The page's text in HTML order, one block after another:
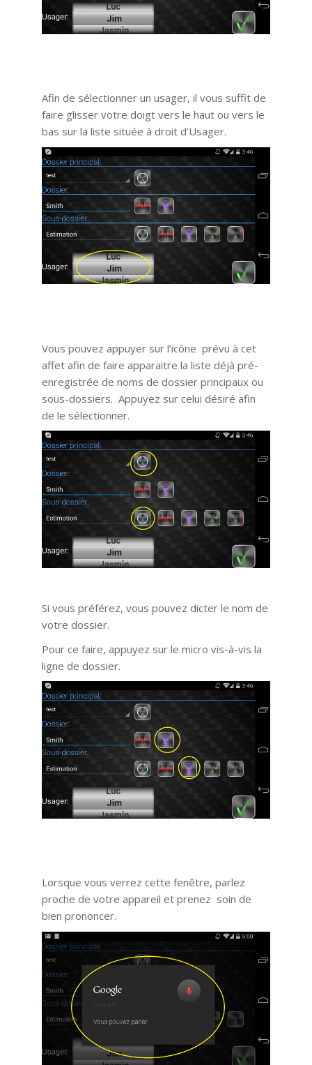
Afin de sélectionner un usager, il vous suffit de
faire glisser votre doigt vers le haut ou vers le
bas sur la liste située à droit d’Usager.
Vous pouvez appuyer sur l’icône prévu à cet
affet afin de faire apparaitre la liste déjà pré-
enregistrée de noms de dossier principaux ou
sous-dossiers. Appuyez sur celui désiré afin
de le sélectionner.
Si vous préférez, vous pouvez dicter le nom de
votre dossier.
Pour ce faire, appuyez sur le micro vis-à-vis la
ligne de dossier.
Lorsque vous verrez cette fenêtre, parlez
proche de votre appareil et prenez soin de
bien prononcer.